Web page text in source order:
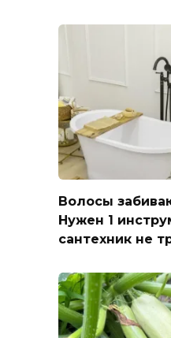
Волосы
Нужен 1
сантехник не